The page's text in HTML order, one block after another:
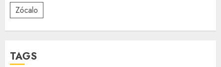
Zócalo
TAGS